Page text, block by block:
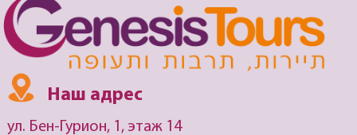
Наш адрес
ул. Бен-Гурион, 1, этаж 14